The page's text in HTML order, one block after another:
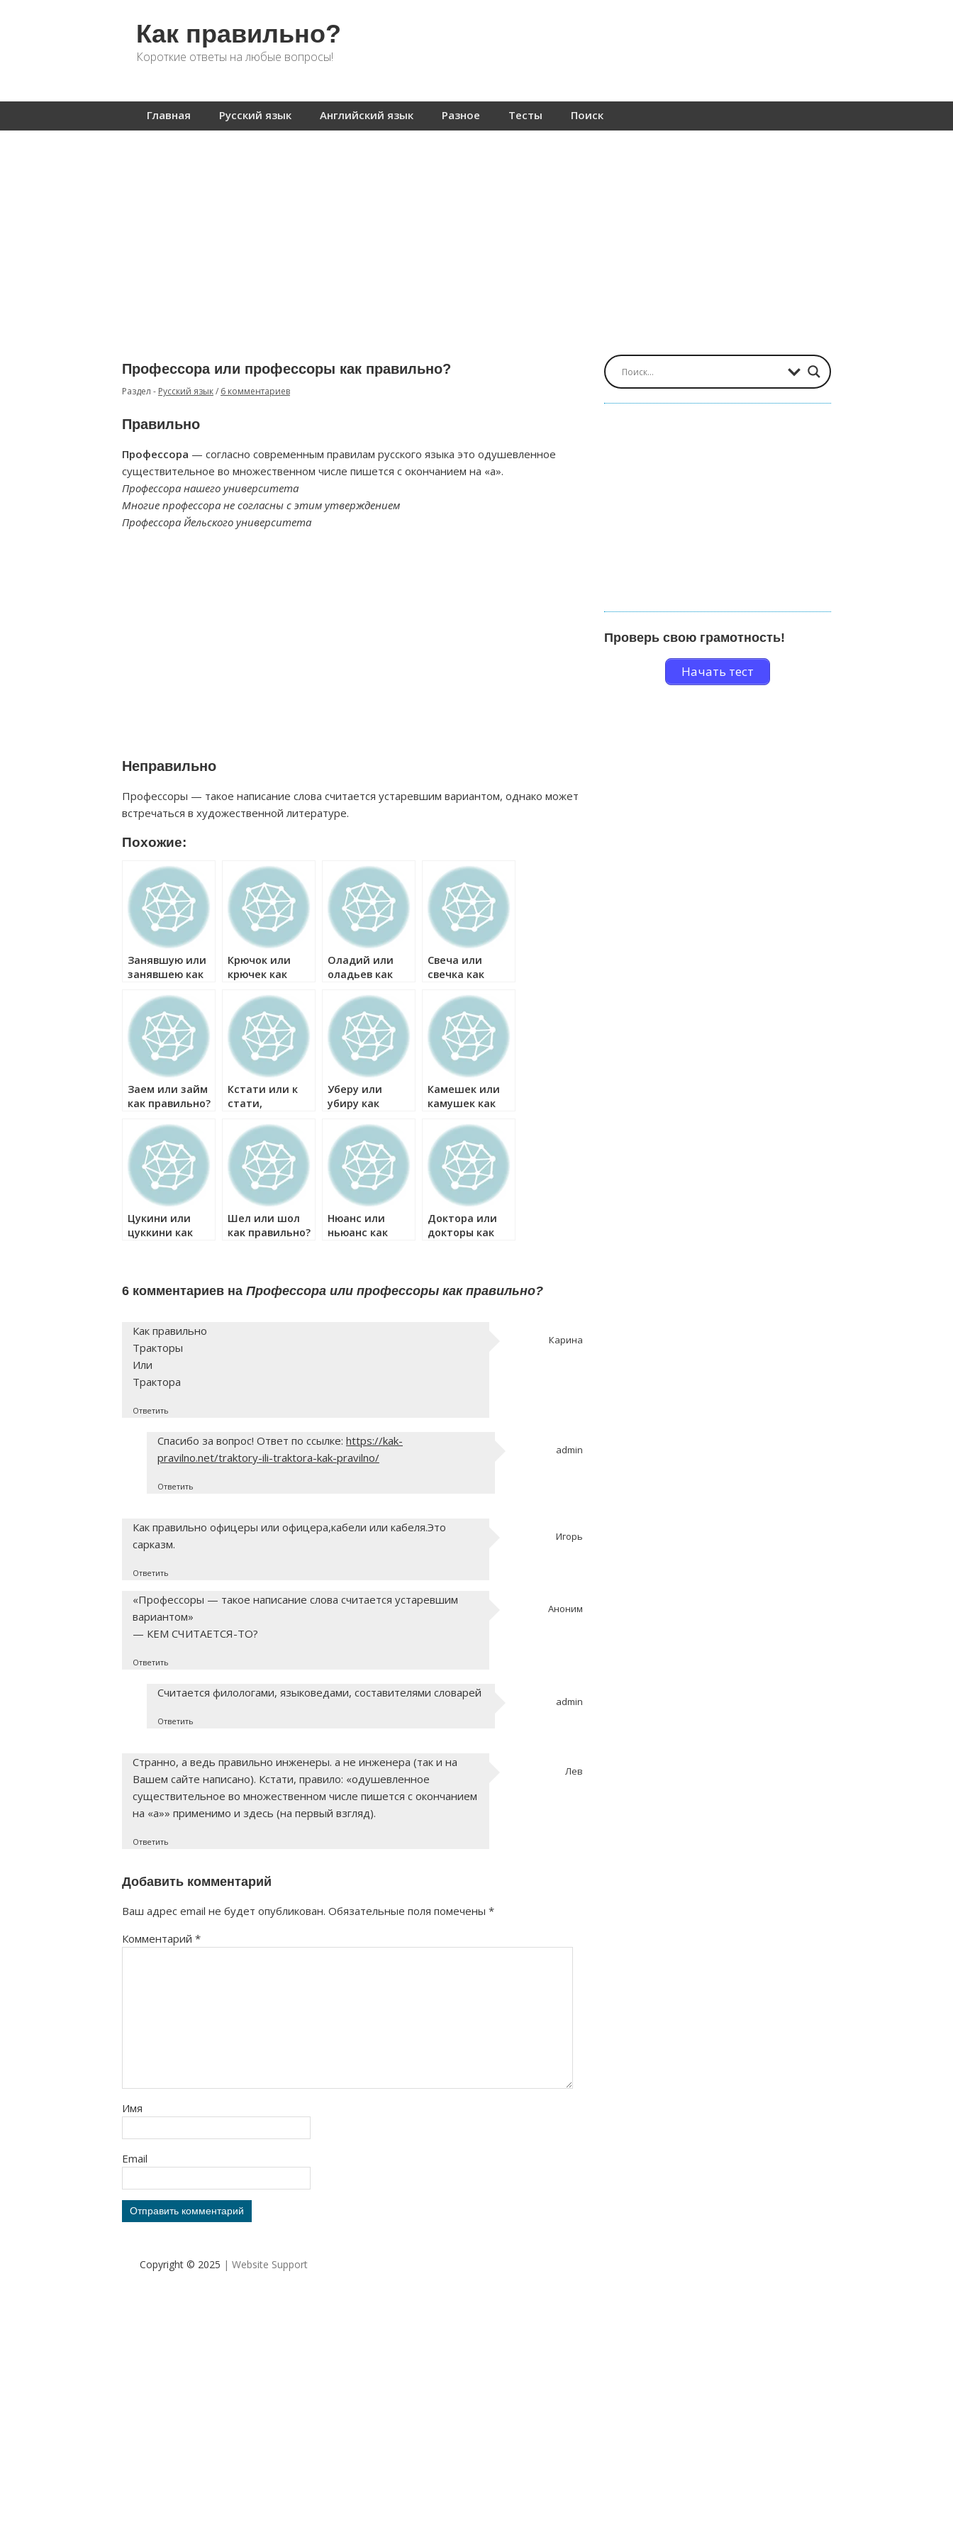
Как правильно?
Короткие ответы на любые вопросы!
Главная Русский язык Английский язык Разное Тесты Поиск
Профессора или профессоры как правильно?
Раздел - Русский язык/ 6 комментариев
Правильно
Профессора — согласно современным правилам русского языка это одушевленное
существительное во множественном числе пишется с окончанием на «а».
Профессора нашего университета
Многие профессора не согласны с этим утверждением
Профессора Йельского университета
Неправильно
Профессоры — такое написание слова считается устаревшим вариантом, однако может
встречаться в художественной литературе.
Похожие:
Занявшую или
занявшею как
Крючок или
крючек как
Оладий или
оладьев как
Свеча или
свечка как
Заем или займ
как правильно?
Кстати или к
стати,
не кстати, как
правильно?
Уберу или
убиру как
Камешек или
камушек как
Цукини или
цуккини как
Шел или шол
как правильно?
Нюанс или
ньюанс как
Доктора или
докторы как
6 комментариев на Профессора или профессоры как правильно?
Как правильно
Тракторы
Или
Трактора
Ответить
Карина
Спасибо за вопрос! Ответ по ссылке: https://kak-
pravilno.net/traktory-ili-traktora-kak-pravilno/
Ответить
admin
Как правильно офицеры или офицера,кабели или кабеля.Это
сарказм.
Ответить
Игорь
«Профессоры — такое написание слова считается устаревшим
вариантом»
— КЕМ СЧИТАЕТСЯ-ТО?
Ответить
Аноним
Считается филологами, языковедами, составителями словарей
Ответить
admin
Странно, а ведь правильно инженеры. а не инженера (так и на
Вашем сайте написано). Кстати, правило: «одушевленное
существительное во множественном числе пишется с окончанием
на «а»» применимо и здесь (на первый взгляд).
Ответить
Лев
Добавить комментарий
Ваш адрес email не будет опубликован. Обязательные поля помечены *
Комментарий *
Имя
Email
Проверь свою грамотность!
Начать тест
Copyright © 2025 | Website Support